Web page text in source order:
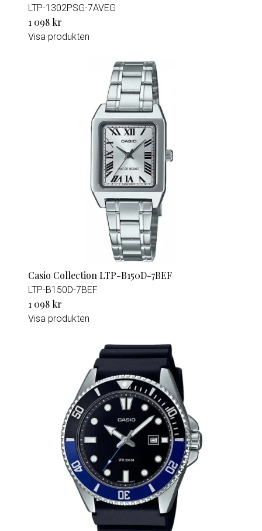
LTP-1302PSG-7AVEG
1 098 kr
Visa produkten
Casio Collection LTP-B150D-7BEF
LTP-B150D-7BEF
1 098 kr
Visa produkten